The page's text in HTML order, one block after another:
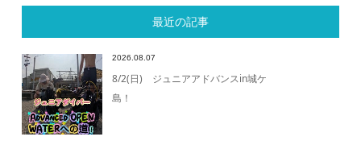
最近の記事
2026.08.07
8/2(日) ジュニアアドバンスin城ケ
島！